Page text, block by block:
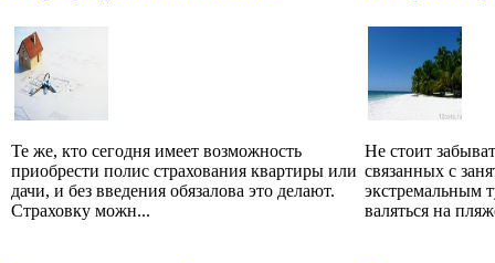
Те же, кто сегодня имеет возможность
приобрести полис страхования квартиры или
дачи, и без введения обязалова это делают.
Страховку можн...
Не стоит
связанных с
экстремальным
валяться на